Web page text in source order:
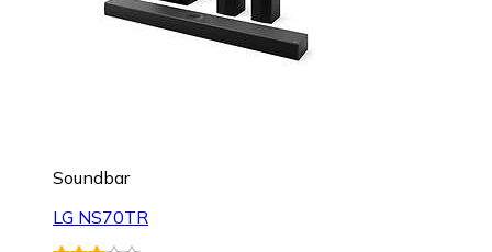
Soundbar
LG NS70TR